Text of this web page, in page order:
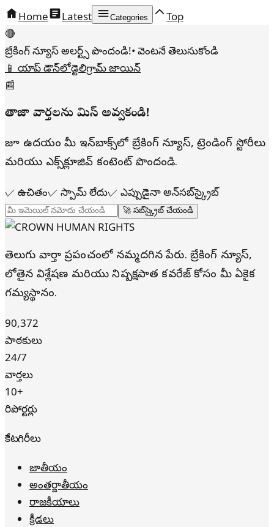
Home Latest Categories
Top
🔴
బ్రేకింగ్ న్యూస్ అలర్ట్స్ పొందండి!• వెంటనే తెలుసుకోండి
📱 యాప్ డౌన్‌లోడ్టెలిగ్రామ్ జాయిన్
📰
తాజా వార్తలను మిస్ అవ్వకండి!
రోజూ ఉదయం మీ ఇన్‌బాక్స్‌లో బ్రేకింగ్ న్యూస్, ట్రెండింగ్ స్టోరీలు
మరియు ఎక్స్‌క్లూజివ్ కంటెంట్ పొందండి.
✓ ఉచితం✓ స్పామ్ లేదు✓ ఎప్పుడైనా అన్‌సబ్‌స్క్రైబ్
🚀 సబ్‌స్క్రైబ్ చేయండి
తెలుగు వార్తా ప్రపంచంలో నమ్మదగిన పేరు. బ్రేకింగ్ న్యూస్,
లోతైన విశ్లేషణ మరియు నిష్పక్షపాత కవరేజ్ కోసం మీ ఏకైక
గమ్యస్థానం.
90,372
పాఠకులు
24/7
వార్తలు
10+
రిపోర్టర్లు
కేటగిరీలు
జాతీయం
అంతర్జాతీయం
రాజకీయాలు
క్రీడలు